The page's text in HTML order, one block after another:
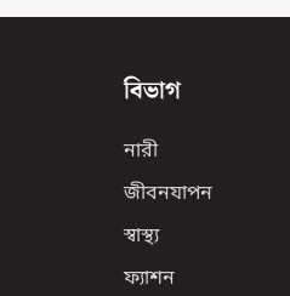
বিভাগ
নারী
জীবনযাপন
স্বাস্থ্য
ফ্যাশন